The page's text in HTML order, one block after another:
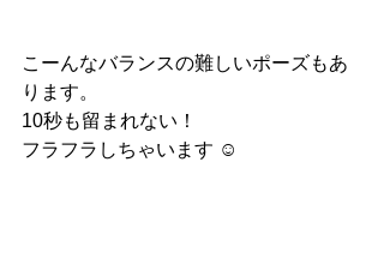
こーんなバランスの難しいポーズもあ
ります。
10秒も留まれない！
フラフラしちゃいます ☺︎